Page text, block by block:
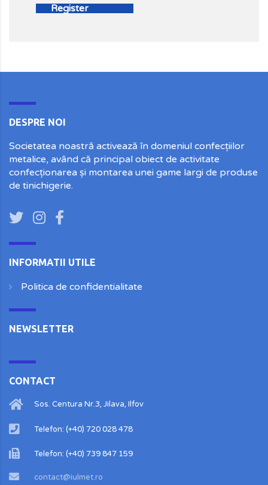
DESPRE NOI
Societatea noastră activează în domeniul confecțiilor
metalice, având că principal obiect de activitate
confecționarea și montarea unei game largi de produse
de tinichigerie.
INFORMATII UTILE
Politica de confidentialitate
NEWSLETTER
CONTACT
Sos. Centura Nr.3, Jilava, Ilfov
Telefon: (+40) 720 028 478
Telefon: (+40) 739 847 159
contact@iulmet.ro